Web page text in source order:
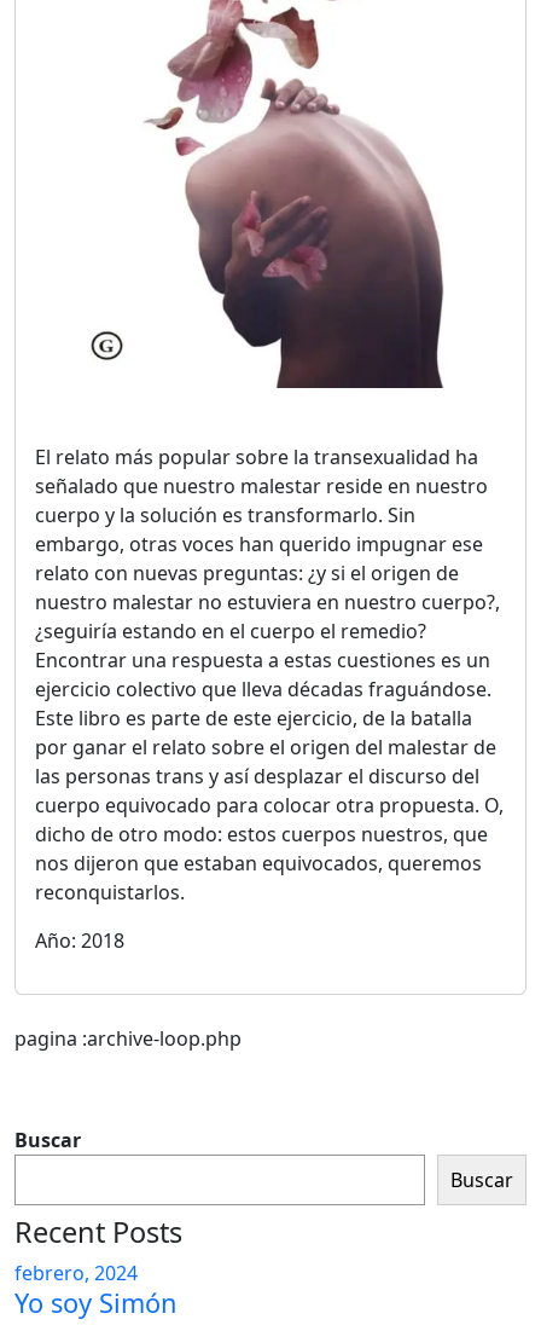
El relato más popular sobre la transexualidad ha
señalado que nuestro malestar reside en nuestro
cuerpo y la solución es transformarlo. Sin
embargo, otras voces han querido impugnar ese
relato con nuevas preguntas: ¿y si el origen de
nuestro malestar no estuviera en nuestro cuerpo?,
¿seguiría estando en el cuerpo el remedio?
Encontrar una respuesta a estas cuestiones es un
ejercicio colectivo que lleva décadas fraguándose.
Este libro es parte de este ejercicio, de la batalla
por ganar el relato sobre el origen del malestar de
las personas trans y así desplazar el discurso del
cuerpo equivocado para colocar otra propuesta. O,
dicho de otro modo: estos cuerpos nuestros, que
nos dijeron que estaban equivocados, queremos
reconquistarlos.
Año: 2018
pagina :archive-loop.php
Buscar
Buscar
Recent Posts
febrero, 2024
Yo soy Simón